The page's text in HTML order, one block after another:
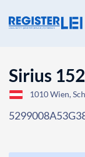
Sirius 152
1010 Wien,